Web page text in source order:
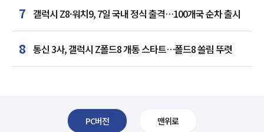
7 갤럭시 Z8·워치9, 7일 국내 정식 출격…100개국 순차 출시
8 통신 3사, 갤럭시 Z폴드8 개통 스타트…폴드8 쏠림 뚜렷
PC버전 맨위로